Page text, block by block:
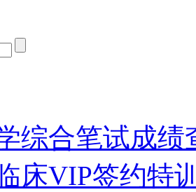
综合笔试成
床VIP签约特